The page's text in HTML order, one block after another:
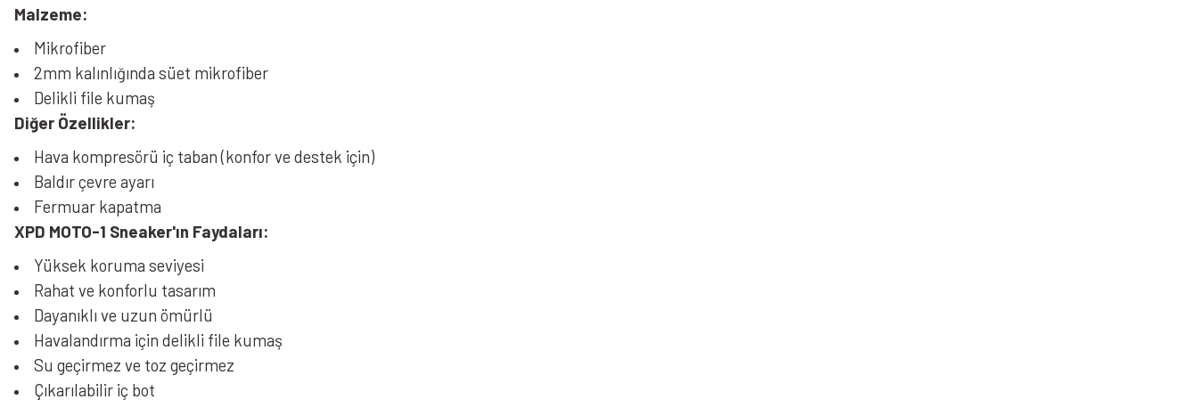
Malzeme:
Mikrofiber
2mm kalınlığında süet mikrofiber
Delikli file kumaş
Diğer Özellikler:
Hava kompresörü iç taban (konfor ve destek için)
Baldır çevre ayarı
Fermuar kapatma
XPD MOTO-1 Sneaker'ın Faydaları:
Yüksek koruma seviyesi
Rahat ve konforlu tasarım
Dayanıklı ve uzun ömürlü
Havalandırma için delikli file kumaş
Su geçirmez ve toz geçirmez
Çıkarılabilir iç bot